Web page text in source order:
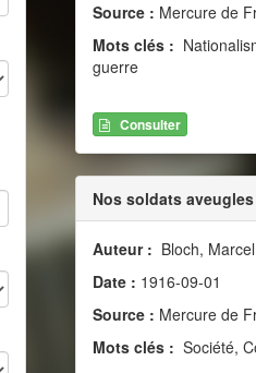
Source : Mercure de
Mots clés :
guerre
Consulter
Nos soldats aveugles
Auteur : Bloch, Marcel
Date : 1916-09-01
Source : Mercure de
Mots clés : Société,